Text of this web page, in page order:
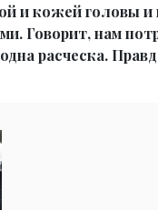
и кожей головы и
Говорит, нам
расческа.